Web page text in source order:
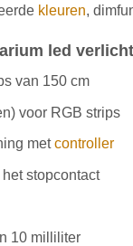
kleuren,
led
van 150 cm
voor RGB strips
metcontroller
stopcontact
10 milliliter